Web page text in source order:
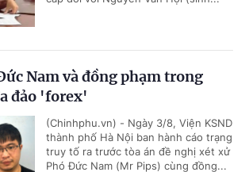
Nam và đồng phạm trong
đảo 'forex'
(Chinhphu.vn) - Ngày 3/8, Viện KSND
thành phố Hà Nội ban hành cáo trạng
truy tố ra trước tòa án đề nghị xét xử
Phó Đức Nam (Mr Pips) cùng đồng...